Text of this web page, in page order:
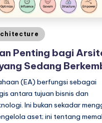
Penting bagi
Sedang
(EA) berfungsi sebagai
antara tujuan bisnis dan
Ini bukan sekadar
aset; ini tentang